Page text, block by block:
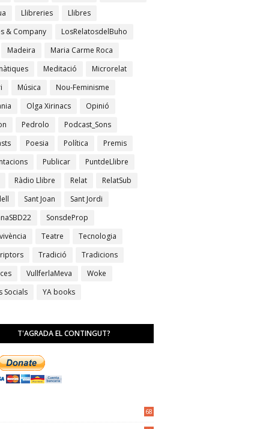
Llibreries
Llibres
& Company
LosRelatosdelBuho
Madeira
Maria Carme Roca
Meditació
Microrelat
Música
Nou-Feminisme
Olga Xirinacs
Opinió
Pedrolo
Podcast_Sons
Poesia Política
Premis
Publicar
PuntdeLlibre
Ràdio Llibre Relat
RelatSub
Sant Joan
Sant Jordi
SonsdeProp
Teatre
Tecnologia
Tradició
Tradicions
VullferlaMeva
Woke
Socials
YA books
T'AGRADA EL CONTINGUT?
68